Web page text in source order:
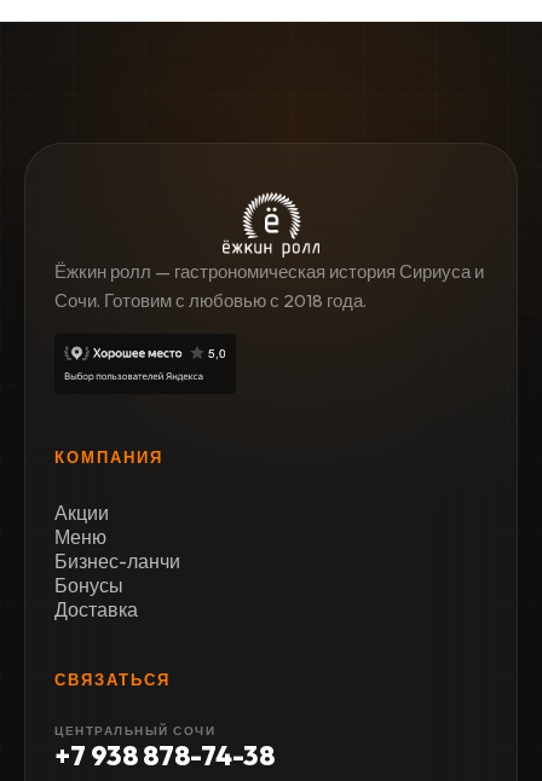
Ёжкин ролл — гастрономическая история Сириуса и
Сочи. Готовим с любовью с 2018 года.
КОМПАНИЯ
Акции
Меню
Бизнес-ланчи
Бонусы
Доставка
СВЯЗАТЬСЯ
ЦЕНТРАЛЬНЫЙ СОЧИ
+7 938 878-74-38